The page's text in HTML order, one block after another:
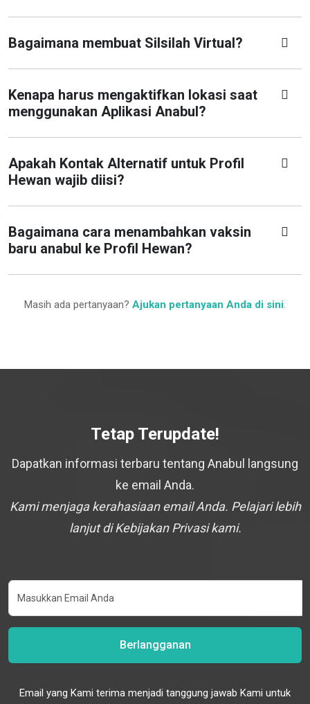
Bagaimana membuat Silsilah Virtual?
Kenapa harus mengaktifkan lokasi saat
menggunakan Aplikasi Anabul?
Apakah Kontak Alternatif untuk Profil
Hewan wajib diisi?
Bagaimana cara menambahkan vaksin
baru anabul ke Profil Hewan?
Masih ada pertanyaan? Ajukan pertanyaan Anda di sini.
Tetap Terupdate!
Dapatkan informasi terbaru tentang Anabul langsung
ke email Anda.
Kami menjaga kerahasiaan email Anda. Pelajari lebih
lanjut di Kebijakan Privasi kami.
Berlangganan
Email yang Kami terima menjadi tanggung jawab Kami untuk